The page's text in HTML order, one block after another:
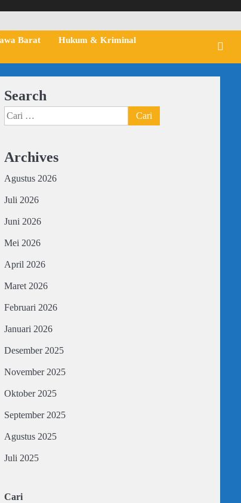
Barat
Hukum & Kriminal
Search
Cari
untuk:
Archives
Agustus 2026
Juli 2026
Juni 2026
Mei 2026
April 2026
Maret 2026
Februari 2026
Januari 2026
Desember 2025
November 2025
Oktober 2025
September 2025
Agustus 2025
Juli 2025
Cari